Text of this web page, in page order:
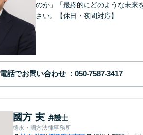
のか」「最終的にどのような未来
さい。【休日・夜間対応】
電話でお問い合わせ
國方 実 弁護士
德永・國方法律事務所